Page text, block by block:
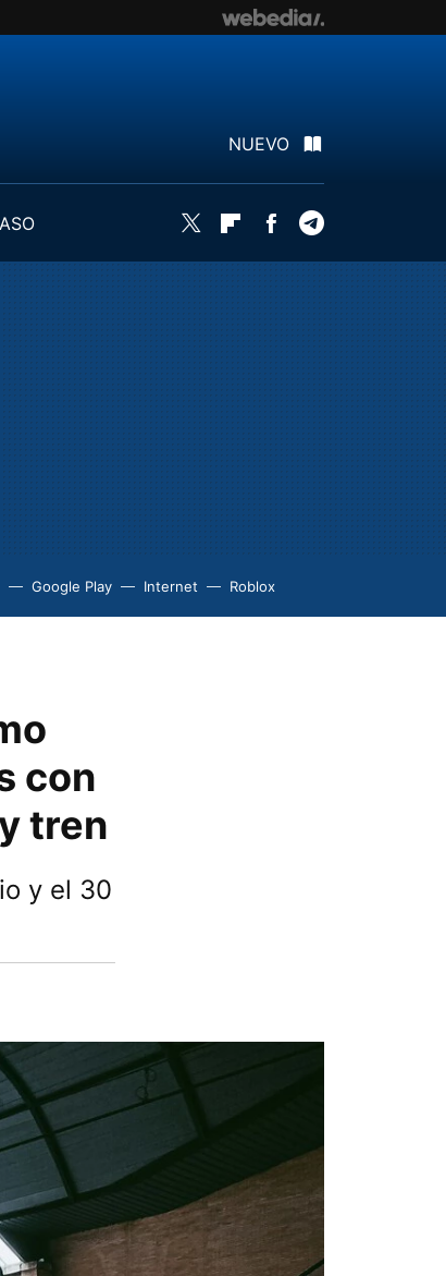
NUEVO
Twitter FlipboardFacebook
Google Play Internet Roblox
con
tren
y el 30